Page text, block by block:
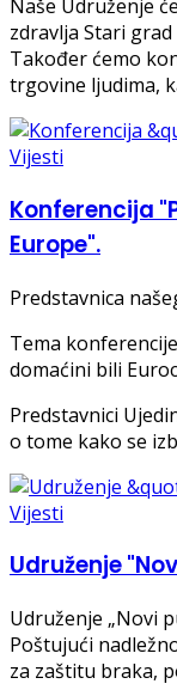
Naše Udruženje
zdravlja Stari
Također ćemo
trgovine ljudima,
Vijesti
Konferencija
Europe".
Predstavnica
Tema
domaćini bili
Predstavnici
o tome kako se
Vijesti
Udruženje
Udruženje „Novi
Poštujući
za zaštitu braka,